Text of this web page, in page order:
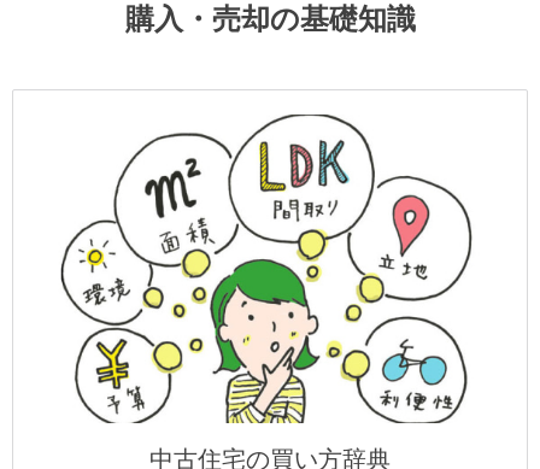
購入・売却の基礎知識
中古住宅の買い方辞典